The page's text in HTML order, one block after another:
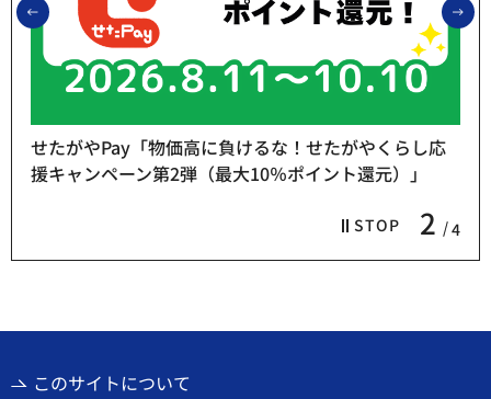
前のスライドを表示
STOP 2 4
せたがやPay「物価高に負けるな！せたがやくらし応
援キャンペーン第2弾（最大10％ポイント還元）」
このサイトについて